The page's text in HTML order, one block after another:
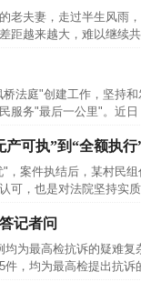
夫妻，走过半生风雨
距越来越大，难以继续
庭"创建工作，坚持和
服务"最后一公里"。近
产可执”到“全额执行
案件执结后，某村民组
可，也是对法院坚持实
记者问
均为最高检抗诉的疑
，均为最高检提出抗诉